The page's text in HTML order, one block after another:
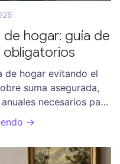
hogar: guía de
obligatorios
de hogar evitando el
suma asegurada,
necesarios para
→